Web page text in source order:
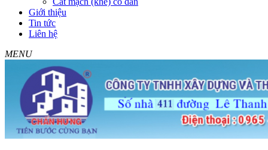
Giới thiệu
Tin tức
Liên hệ
MENU